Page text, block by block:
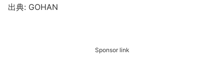
出典: GOHAN
Sponsor link